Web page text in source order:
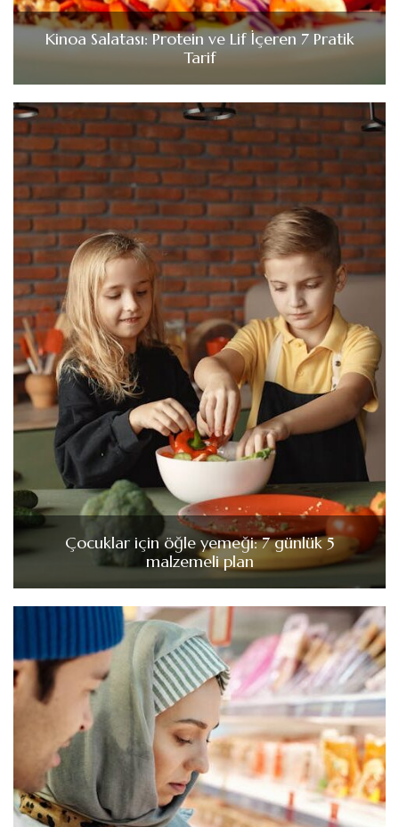
Kinoa Salatası: Protein ve Lif İçeren 7 Pratik
Tarif
Çocuklar için öğle yemeği: 7 günlük 5
malzemeli plan